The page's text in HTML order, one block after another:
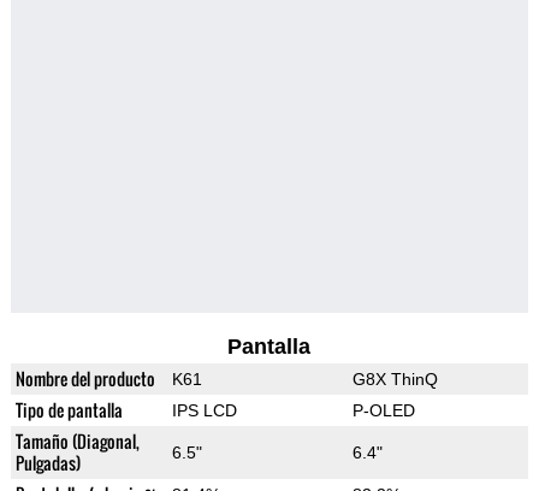
Pantalla
Nombre del producto K61 G8X ThinQ
Tipo de pantalla IPS LCD P-OLED
Tamaño (Diagonal,
Pulgadas)
6.5" 6.4"